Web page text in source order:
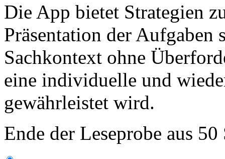
Die App bietet Strategien
Präsentation der Aufgaben
Sachkontext ohne
eine individuelle und
gewährleistet wird.
Ende der Leseprobe aus